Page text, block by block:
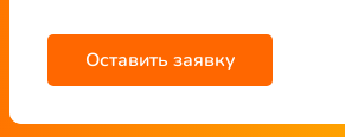
Оставить заявку